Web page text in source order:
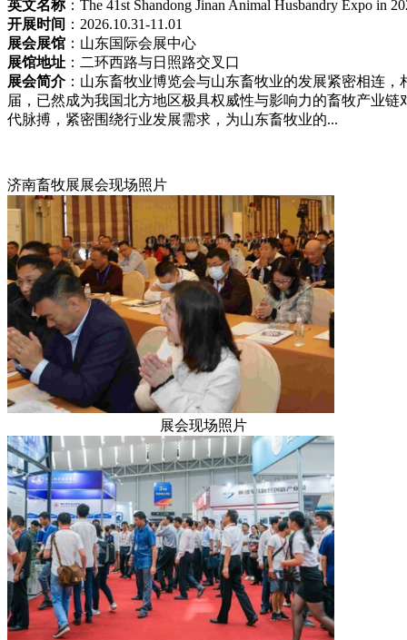
英文名称：The 41st Shandong Jinan Animal Husbandry Expo in
开展时间 ：2026.10.31-11.01
展会展馆 ：山东国际会展中心
展馆地址 ：二环西路与日照路交叉口
展会简介：山东畜牧业博览会与山东畜牧业的发展紧密相连
届，已然成为我国北方地区极具权威性与影响力的畜牧产业
代脉搏，紧密围绕行业发展需求，为山东畜牧业的...
济南畜牧展展会现场照片
展会现场照片